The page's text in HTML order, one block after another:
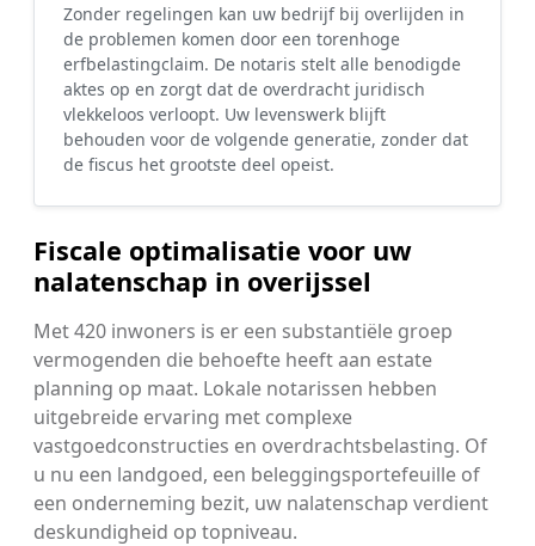
Zonder regelingen kan uw bedrijf bij overlijden in
de problemen komen door een torenhoge
erfbelastingclaim. De notaris stelt alle benodigde
aktes op en zorgt dat de overdracht juridisch
vlekkeloos verloopt. Uw levenswerk blijft
behouden voor de volgende generatie, zonder dat
de fiscus het grootste deel opeist.
Fiscale optimalisatie voor uw
nalatenschap in overijssel
Met 420 inwoners is er een substantiële groep
vermogenden die behoefte heeft aan estate
planning op maat. Lokale notarissen hebben
uitgebreide ervaring met complexe
vastgoedconstructies en overdrachtsbelasting. Of
u nu een landgoed, een beleggingsportefeuille of
een onderneming bezit, uw nalatenschap verdient
deskundigheid op topniveau.